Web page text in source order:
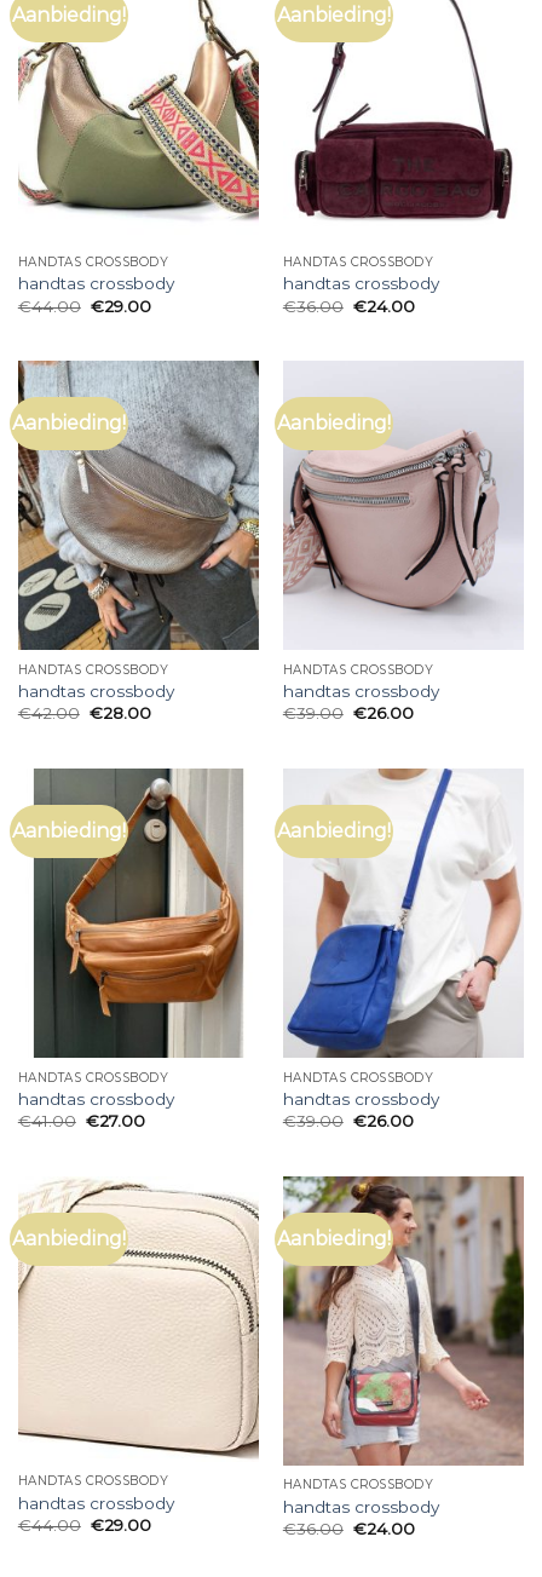
Aanbieding!
HANDTAS CROSSBODY
handtas crossbody
€44.00 €29.00
Aanbieding!
HANDTAS CROSSBODY
handtas crossbody
€36.00 €24.00
Aanbieding!
HANDTAS CROSSBODY
handtas crossbody
€42.00 €28.00
Aanbieding!
HANDTAS CROSSBODY
handtas crossbody
€39.00 €26.00
Aanbieding!
HANDTAS CROSSBODY
handtas crossbody
€41.00 €27.00
Aanbieding!
HANDTAS CROSSBODY
handtas crossbody
€39.00 €26.00
Aanbieding!
HANDTAS CROSSBODY
handtas crossbody
€44.00 €29.00
Aanbieding!
HANDTAS CROSSBODY
handtas crossbody
€36.00 €24.00